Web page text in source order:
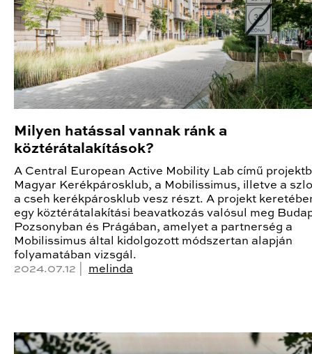
Milyen hatással vannak ránk a
köztérátalakítások?
A Central European Active Mobility Lab című
Magyar Kerékpárosklub, a Mobilissimus, illetve a
a cseh kerékpárosklub vesz részt. A projekt
egy köztérátalakítási beavatkozás valósul meg
Pozsonyban és Prágában, amelyet a partnerség a
Mobilissimus által kidolgozott módszertan alapján
folyamatában vizsgál.
2024.07.12 | melinda